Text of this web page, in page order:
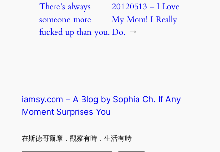
There’s always
someone more
fucked up than you.
20120513 – I Love
My Mom! I Really
Do. →
iamsy.com – A Blog by Sophia Ch. If Any
Moment Surprises You
在斯德哥爾摩．觀察有時．生活有時